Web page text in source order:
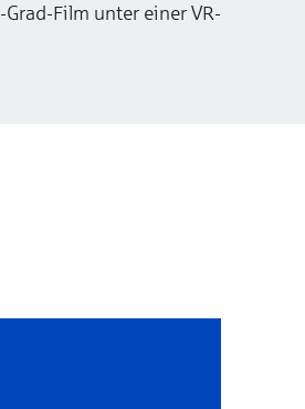
Film unter einer VR-